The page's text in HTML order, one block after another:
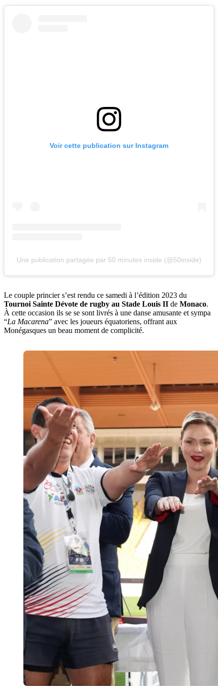
Voir cette publication sur Instagram
Une publication partagée par 50 minutes inside (@50inside)
Le couple princier s’est rendu ce samedi à l’édition 2023 du
Tournoi Sainte Dévote de rugby au Stade Louis II de Monaco.
À cette occasion ils se se sont livrés à une danse amusante et sympa
“La Macarena” avec les joueurs équatoriens, offrant aux
Monégasques un beau moment de complicité.